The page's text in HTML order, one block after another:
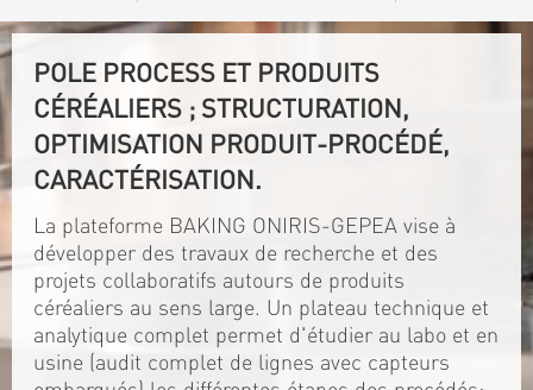
POLE PROCESS ET PRODUITS
CÉRÉALIERS ; STRUCTURATION,
OPTIMISATION PRODUIT-PROCÉDÉ,
CARACTÉRISATION.
La plateforme BAKING ONIRIS-GEPEA vise à
développer des travaux de recherche et des
projets collaboratifs autours de produits
céréaliers au sens large. Un plateau technique et
analytique complet permet d'étudier au labo et en
usine (audit complet de lignes avec capteurs